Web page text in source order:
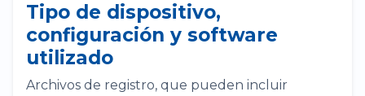
Tipo de dispositivo,
configuración y software
utilizado
Archivos de registro, que pueden incluir